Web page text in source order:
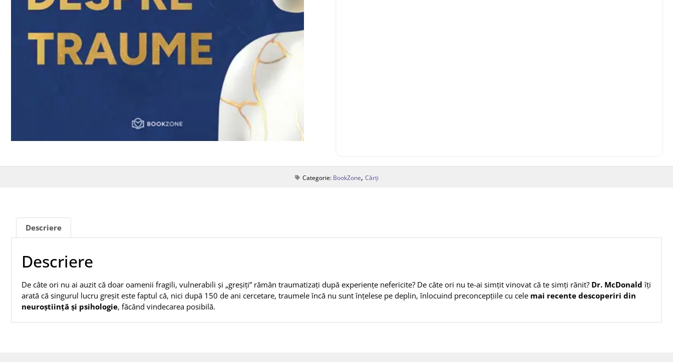
Categorie: BookZone, Cărți
Descriere
Descriere
De câte ori nu ai auzit că doar oamenii fragili, vulnerabili și „greșiți” rămân traumatizați după experiențe nefericite? De câte ori nu te-ai simțit vinovat că te simți rănit? Dr. McDonaldîți
arată că singurul lucru greșit este faptul că, nici după 150 de ani cercetare, traumele încă nu sunt înțelese pe deplin, înlocuind preconcepțiile cu cele mai recente descoperiri din
neuroștiință și psihologie, făcând vindecarea posibilă.